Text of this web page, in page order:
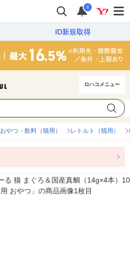
i
ID新規取得
ロハコメニュー
おやつ・飲料（猫用） レトルト（猫用）